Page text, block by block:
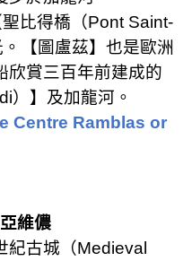
比得橋（Pont Saint-
【圖盧茲】也是歐洲
欣賞三百年前建成的
）】及加龍河。
Centre Ramblas or
亞維儂
紀古城（Medieval